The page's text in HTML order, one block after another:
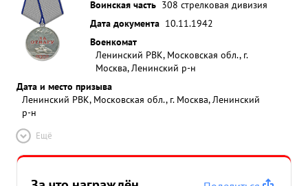
Воинская часть 308 стрелковая дивизия
Дата документа 10.11.1942
Военкомат
Ленинский РВК, Московская обл., г.
Москва, Ленинский р-н
Дата и место призыва
Ленинский РВК, Московская обл., г. Москва, Ленинский
р-н
Ещё